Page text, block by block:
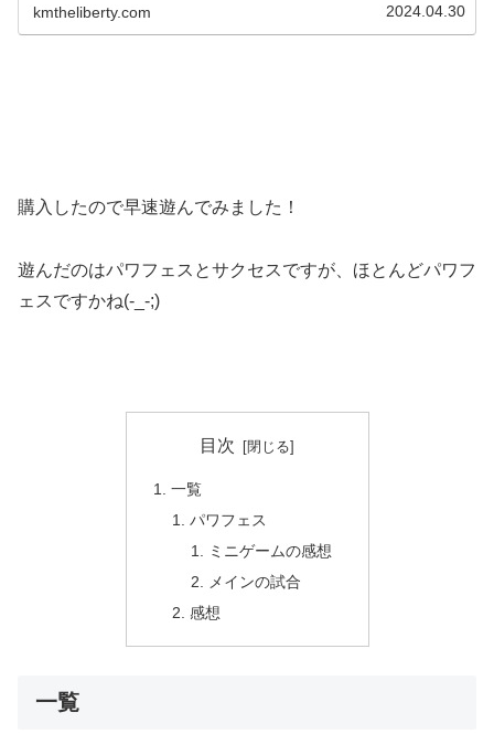
kmtheliberty.com 2024.04.30
購入したので早速遊んでみました！
遊んだのはパワフェスとサクセスですが、ほとんどパワフ
ェスですかね(-_-;)
目次
一覧
パワフェス
ミニゲームの感想
メインの試合
感想
一覧